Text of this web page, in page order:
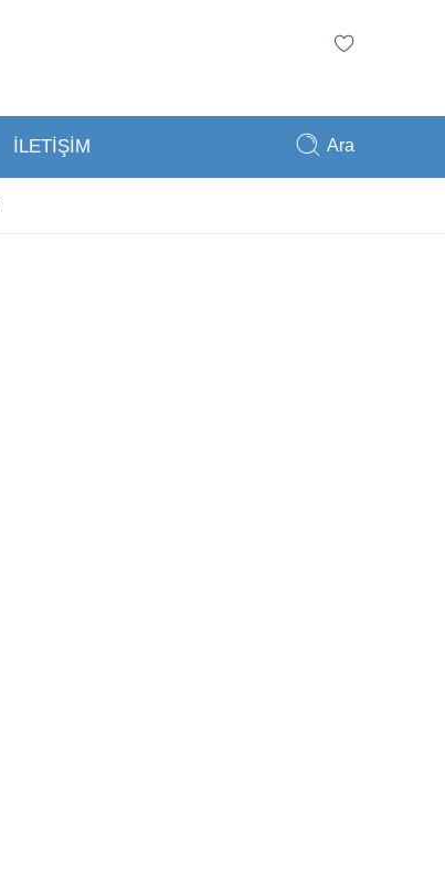
İLETİŞİM Ara